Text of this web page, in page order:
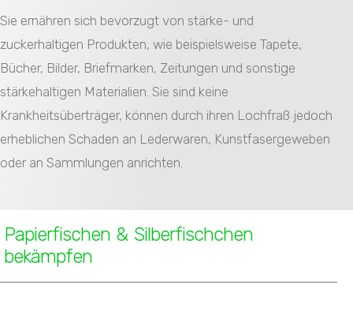
Sie ernähren sich bevorzugt von stärke- und
zuckerhaltigen Produkten, wie beispielsweise Tapete,
Bücher, Bilder, Briefmarken, Zeitungen und sonstige
stärkehaltigen Materialien. Sie sind keine
Krankheitsüberträger, können durch ihren Lochfraß jedoch
erheblichen Schaden an Lederwaren, Kunstfasergeweben
oder an Sammlungen anrichten.
Papierfischen & Silberfischchen
bekämpfen